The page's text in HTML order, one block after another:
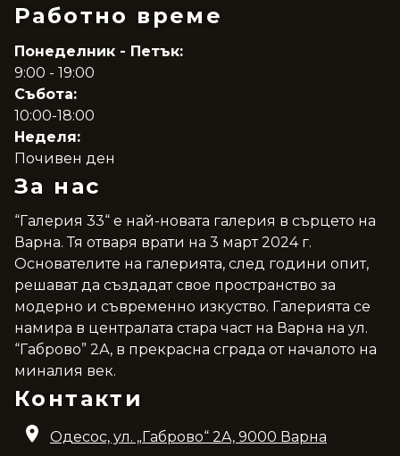
Работно време
Понеделник - Петък:
9:00 - 19:00
Събота:
10:00-18:00
Неделя:
Почивен ден
За нас
“Галерия 33“ е най-новата галерия в сърцето на
Варна. Тя отваря врати на 3 март 2024 г.
Основателите на галерията, след години опит,
решават да създадат свое пространство за
модерно и съвременно изкуство. Галерията се
намира в централата стара част на Варна на ул.
“Габрово” 2А, в прекрасна сграда от началото на
миналия век.
Контакти
Одесос, ул. „Габрово“ 2A, 9000 Варна